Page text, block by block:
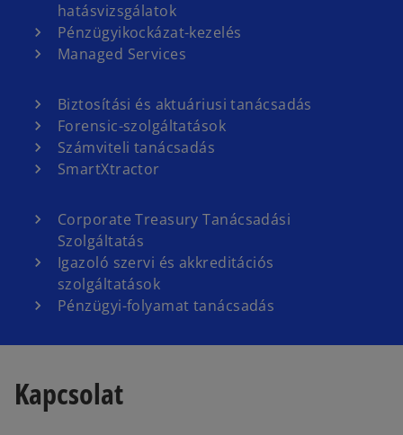
hatásvizsgálatok
Pénzügyikockázat-kezelés
Managed Services
Biztosítási és aktuáriusi tanácsadás
Forensic-szolgáltatások
Számviteli tanácsadás
SmartXtractor
Corporate Treasury Tanácsadási
Szolgáltatás
Igazoló szervi és akkreditációs
szolgáltatások
Pénzügyi-folyamat tanácsadás
Kapcsolat